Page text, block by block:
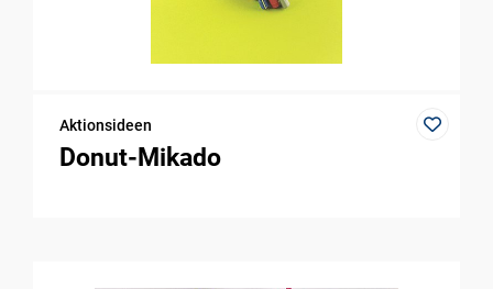
Aktionsideen
Donut-Mikado